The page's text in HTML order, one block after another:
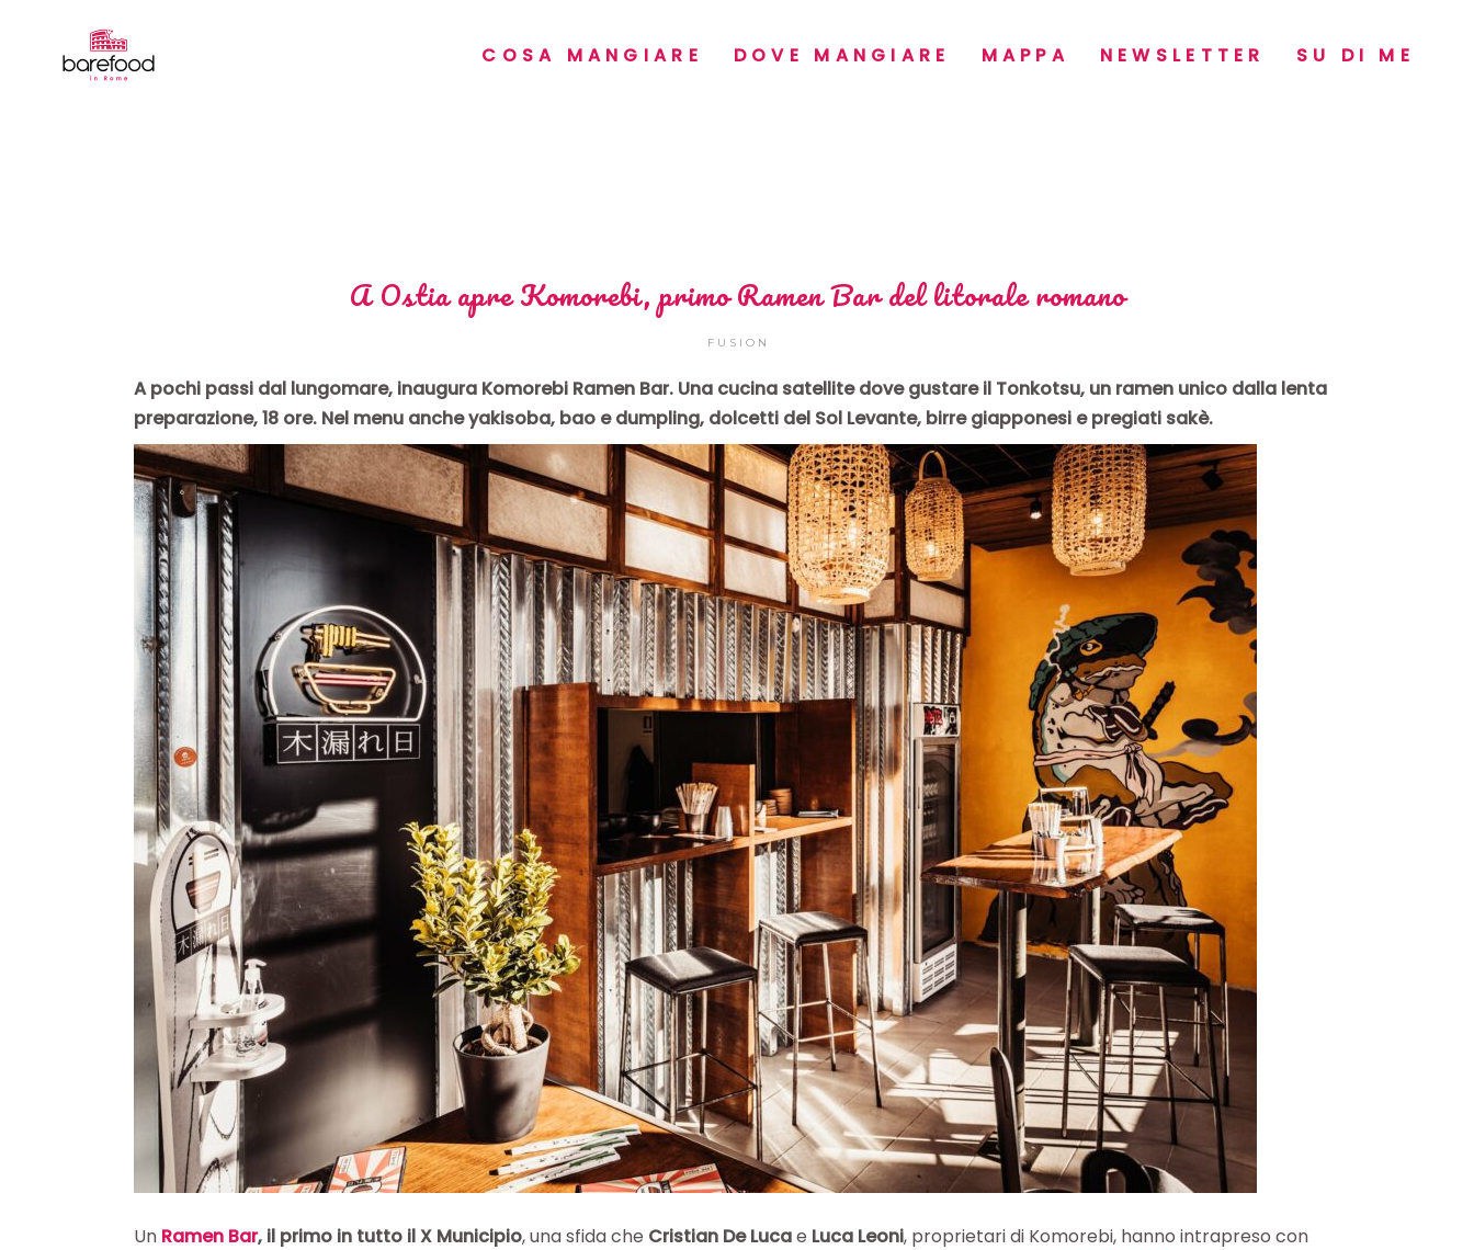
COSA MANGIARE DOVE MANGIARE MAPPA NEWSLETTER SU DI ME
A Ostia apre Komorebi, primo Ramen Bar del litorale romano
FUSION
A pochi passi dal lungomare, inaugura Komorebi Ramen Bar. Una cucina satellite dove gustare il Tonkotsu, un ramen unico dalla lenta
preparazione, 18 ore. Nel menu anche yakisoba, bao e dumpling, dolcetti del Sol Levante, birre giapponesi e pregiati sakè.
Un Ramen Bar, il primo in tutto il X Municipio, una sfida che Cristian De Lucae Luca Leoni, proprietari di Komorebi, hanno intrapreso con